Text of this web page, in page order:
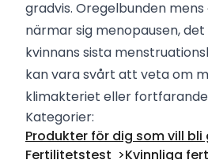
gradvis. Oregelbunden
närmar sig menopausen,
kvinnans sista
kan vara svårt att veta om
klimakteriet eller
Kategorier:
Produkter för dig som vill bli
Fertilitetstest
Kvinnliga